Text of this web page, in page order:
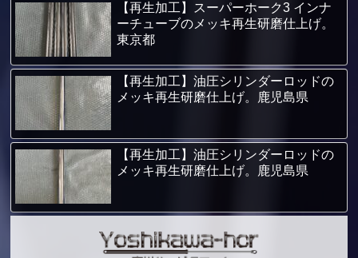
【再生加工】スーパーホーク3 インナ
ーチューブのメッキ再生研磨仕上げ。
東京都
【再生加工】油圧シリンダーロッドの
メッキ再生研磨仕上げ。鹿児島県
【再生加工】油圧シリンダーロッドの
メッキ再生研磨仕上げ。鹿児島県